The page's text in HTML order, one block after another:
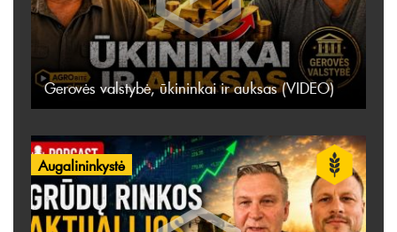
Gerovės valstybė, ūkininkai ir auksas (VIDEO)
Augalininkystė